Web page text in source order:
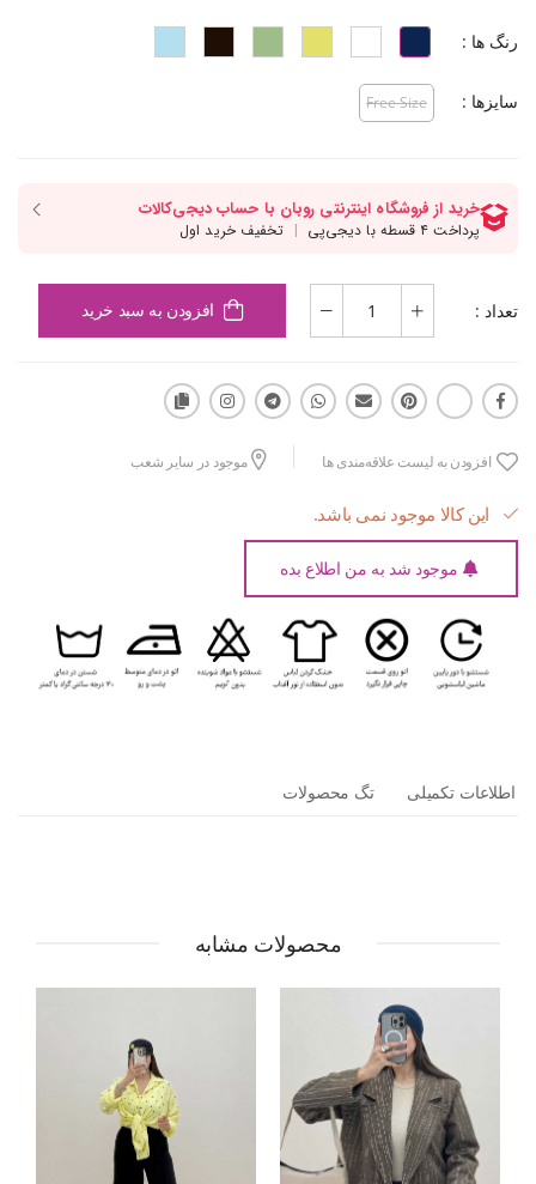
رنگ ها :
سایزها : Free Size
تعداد : افزودن به سبد خرید
افزودن به لیست علاقه‌مندی ها موجود در سایر شعب
این کالا موجود نمی باشد.
موجود شد به من اطلاع بده
اطلاعات تکمیلی تگ محصولات
محصولات مشابه